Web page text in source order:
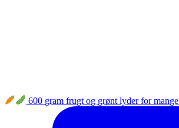
600 gram frugt og grønt lyder for mange